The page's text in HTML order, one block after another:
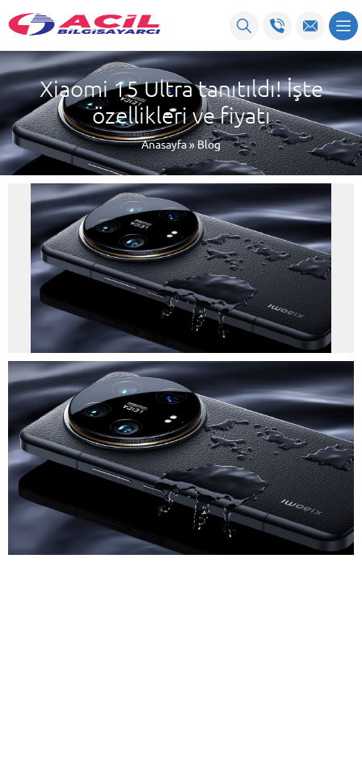
Xiaomi 15 Ultra tanıtıldı! İşte
özellikleri ve fiyatı
Anasayfa»Blog